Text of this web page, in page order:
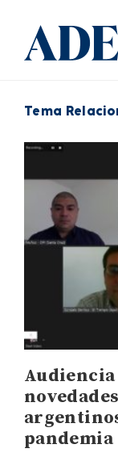
Tema
pandemia